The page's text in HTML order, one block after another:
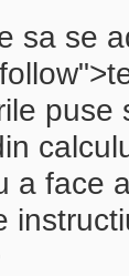
sa se
a face